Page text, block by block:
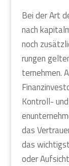
Bei der Art
nach
noch
run­gen
ter­neh­men.
Kon­troll-
das
das
oder